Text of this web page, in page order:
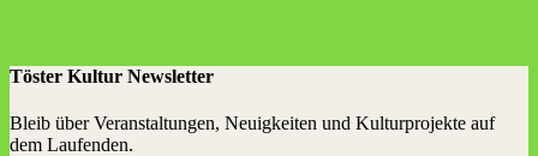
Töster Kultur Newsletter
Bleib über Veranstaltungen, Neuigkeiten und Kulturprojekte auf
dem Laufenden.